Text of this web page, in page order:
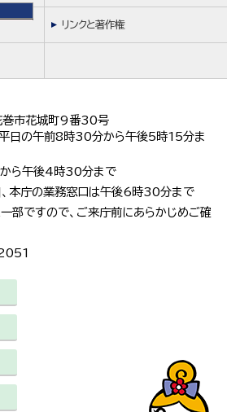
リンクと著作権
市花城町9番30号
日の午前8時30分から午後5時15分ま
から午後4時30分まで
、本庁の業務窓口は午後6時30分まで
部ですので、ご来庁前にあらかじめご確